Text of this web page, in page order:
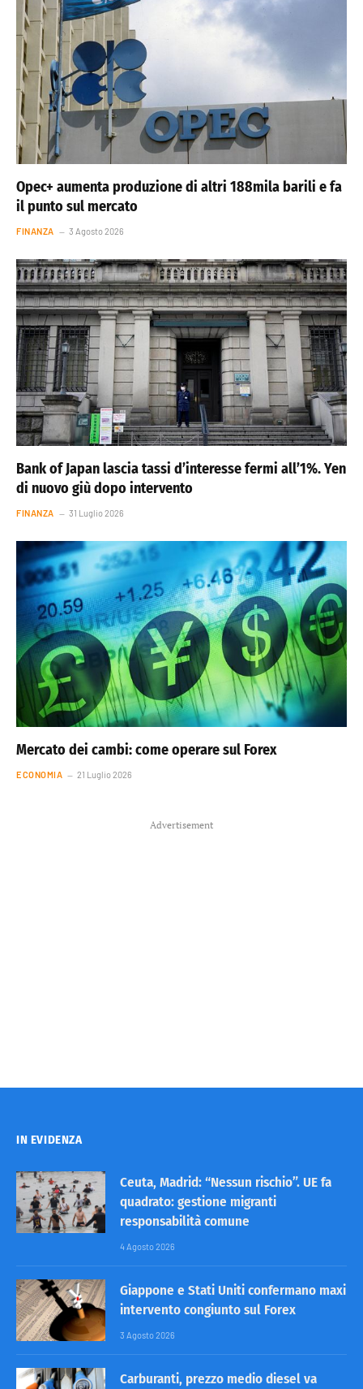
Opec+ aumenta produzione di altri 188mila barili e fa
il punto sul mercato
FINANZA 3 Agosto 2026
Bank of Japan lascia tassi d’interesse fermi all’1%. Yen
di nuovo giù dopo intervento
FINANZA 31 Luglio 2026
Mercato dei cambi: come operare sul Forex
ECONOMIA 21 Luglio 2026
Advertisement
IN EVIDENZA
Ceuta, Madrid: “Nessun rischio”. UE fa
quadrato: gestione migranti
responsabilità comune
4 Agosto 2026
Giappone e Stati Uniti confermano maxi
intervento congiunto sul Forex
3 Agosto 2026
Carburanti, prezzo medio diesel va